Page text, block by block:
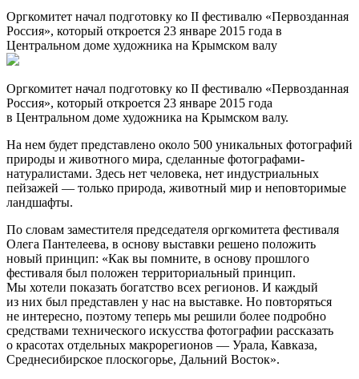
Оргкомитет начал подготовку ко II фестивалю «Первозданная
Россия», который откроется 23 январе 2015 года в
Центральном доме художника на Крымском валу
Оргкомитет начал подготовку ко II фестивалю «Первозданная
Россия», который откроется 23 январе 2015 года
в Центральном доме художника на Крымском валу.
На нем будет представлено около 500 уникальных фотографий
природы и животного мира, сделанные фотографами-
натуралистами. Здесь нет человека, нет индустриальных
пейзажей — только природа, животный мир и неповторимые
ландшафты.
По словам заместителя председателя оргкомитета фестиваля
Олега Пантелеева, в основу выставки решено положить
новый принцип: «Как вы помните, в основу прошлого
фестиваля был положен территориальный принцип.
Мы хотели показать богатство всех регионов. И каждый
из них был представлен у нас на выставке. Но повторяться
не интересно, поэтому теперь мы решили более подробно
средствами технического искусства фотографии рассказать
о красотах отдельных макрорегионов — Урала, Кавказа,
Среднесибирское плоскогорье, Дальний Восток».